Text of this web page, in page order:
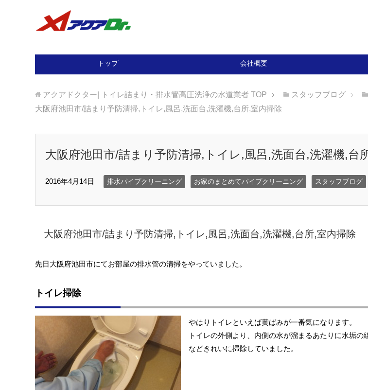
トップ 会社概要
アクアドクター| トイレ詰まり・排水管高圧洗浄の水道業者 TOP スタッフブログ
大阪府池田市/詰まり予防清掃,トイレ,風呂,洗面台,洗濯機,台所,室内掃除
大阪府池田市/詰まり予防清掃,トイレ,風呂,洗面台,洗濯機,台
2016年4月14日 排水パイプクリーニング お家のまとめてパイプクリーニング スタッフブログ
大阪府池田市/詰まり予防清掃,トイレ,風呂,洗面台,洗濯機,台所,室内掃除
先日大阪府池田市にてお部屋の排水管の清掃をやっていました。
トイレ掃除
やはりトイレといえば黄ばみが一番気になります。
トイレの外側より、内側の水が溜まるあたりに水垢の
などきれいに掃除していました。